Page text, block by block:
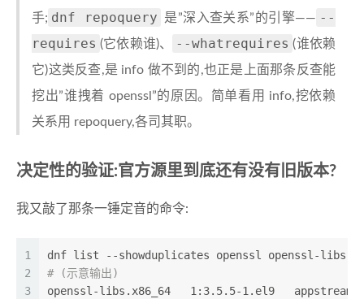
手; dnf repoquery 是”深入查关系”的引擎—— --
requires (它依赖谁)、 --whatrequires (谁依赖
它)这类反查,是 info 做不到的,也正是上面那条反查能
挖出”谁拽着 openssl”的原因。简单看用 info,挖依赖
关系用 repoquery,各司其职。
决定性的验证:官方源里到底还有没有旧版本?
我又敲了那条一锤定音的命令:
1
2
3
dnf list --showduplicates openssl openssl-libs
# (示意输出)
openssl-libs.x86_64   1:3.5.5-1.el9   appstream